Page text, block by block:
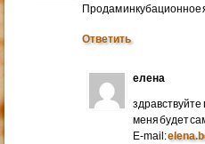
Продам инкубационное
Ответить
елена
здравствуйте
меня будет
E-mail: